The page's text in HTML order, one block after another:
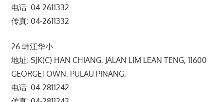
电话: 04-2611332
传真: 04-2611332
26 韩江华小
地址: SJK(C) HAN CHIANG, JALAN LIM LEAN TENG, 11600
GEORGETOWN, PULAU PINANG.
电话: 04-2811242